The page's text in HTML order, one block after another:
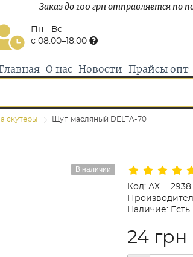
Заказ до 100 грн отправляется по
Пн - Вс
с 08:00–18:00
Главная О нас Новости Прайсы опт
скутеры Щуп масляный DELTA-70
В наличии
Код: АХ -- 2938
Наличие:
24 грн